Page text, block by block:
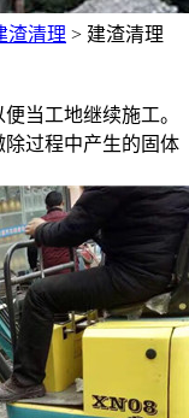
渣清理 > 建渣清理
当工地继续施工。
过程中产生的固体